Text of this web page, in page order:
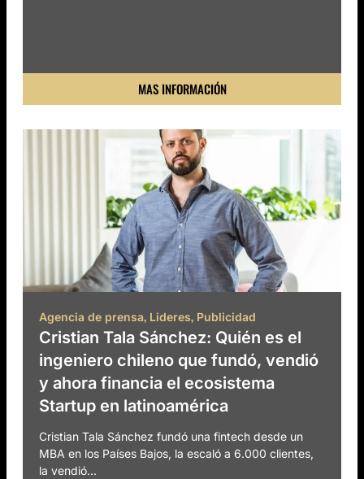
MAS INFORMACIÓN
Agencia de prensa, Lideres, Publicidad
Cristian Tala Sánchez: Quién es el
ingeniero chileno que fundó, vendió
y ahora financia el ecosistema
Startup en latinoamérica
Cristian Tala Sánchez fundó una fintech desde un
MBA en los Países Bajos, la escaló a 6.000 clientes,
la vendió...